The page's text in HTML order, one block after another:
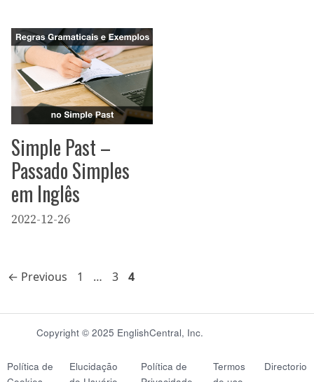
Simple Past –
Passado Simples
em Inglês
2022-12-26
← Previous Page
1 … Page
3 Page
4
Copyright © 2025 EnglishCentral, Inc.
Política de
Elucidação
Política de
Termos
Directorio